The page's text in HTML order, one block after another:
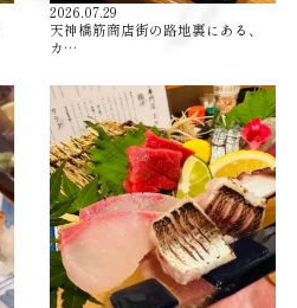
2026.07.29
天神橋筋商店街の路地裏にある、
カ…